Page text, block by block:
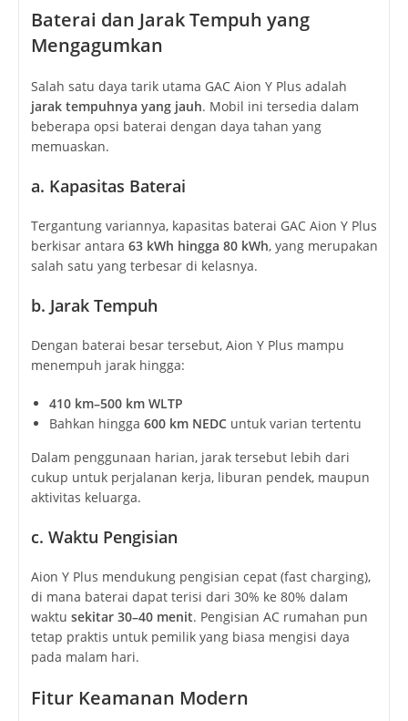
Baterai dan Jarak Tempuh yang
Mengagumkan
Salah satu daya tarik utama GAC Aion Y Plus adalah
jarak tempuhnya yang jauh. Mobil ini tersedia dalam
beberapa opsi baterai dengan daya tahan yang
memuaskan.
a. Kapasitas Baterai
Tergantung variannya, kapasitas baterai GAC Aion Y Plus
berkisar antara 63 kWh hingga 80 kWh, yang merupakan
salah satu yang terbesar di kelasnya.
b. Jarak Tempuh
Dengan baterai besar tersebut, Aion Y Plus mampu
menempuh jarak hingga:
410 km–500 km WLTP
Bahkan hingga 600 km NEDCuntuk varian tertentu
Dalam penggunaan harian, jarak tersebut lebih dari
cukup untuk perjalanan kerja, liburan pendek, maupun
aktivitas keluarga.
c. Waktu Pengisian
Aion Y Plus mendukung pengisian cepat (fast charging),
di mana baterai dapat terisi dari 30% ke 80% dalam
waktu sekitar 30–40 menit. Pengisian AC rumahan pun
tetap praktis untuk pemilik yang biasa mengisi daya
pada malam hari.
Fitur Keamanan Modern